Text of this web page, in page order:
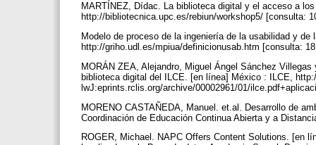
MARTÍNEZ, Dídac. La biblioteca digital y el acceso a
http://bibliotecnica.upc.es/rebiun/workshop5/ [consulta:
Modelo de proceso de la ingeniería de la usabilidad y
http://griho.udl.es/mpiua/definicionusab.htm [consulta:
MORÁN ZEA, Alejandro, Miguel Ángel Sánchez
biblioteca digital del ILCE. [en línea] México : ILCE,
lwJ:eprints.rclis.org/archive/00002961/01/
MORENO CASTAÑEDA, Manuel. et.al. Desarrollo de
Coordinación de Educación Continua Abierta y a
ROGER, Michael. NAPC Offers Content Solutions. [en